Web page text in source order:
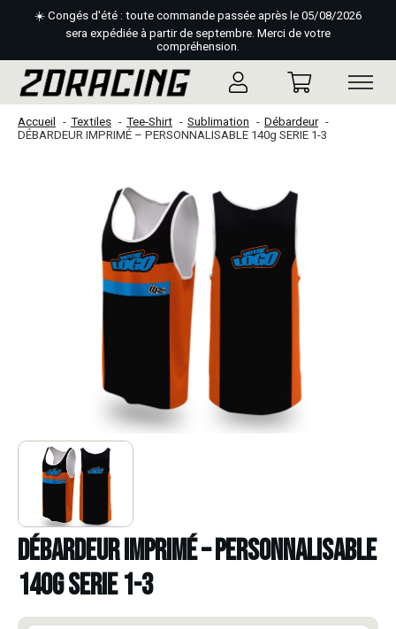
☀️ Congés d'été : toute commande passée après le 05/08/2026
sera expédiée à partir de septembre. Merci de votre
compréhension.
Accueil Textiles Tee-Shirt Sublimation
Débardeur
DÉBARDEUR IMPRIMÉ – PERSONNALISABLE 140g SERIE 1-3
DÉBARDEUR IMPRIMÉ – PERSONNALISABLE
140g SERIE 1-3